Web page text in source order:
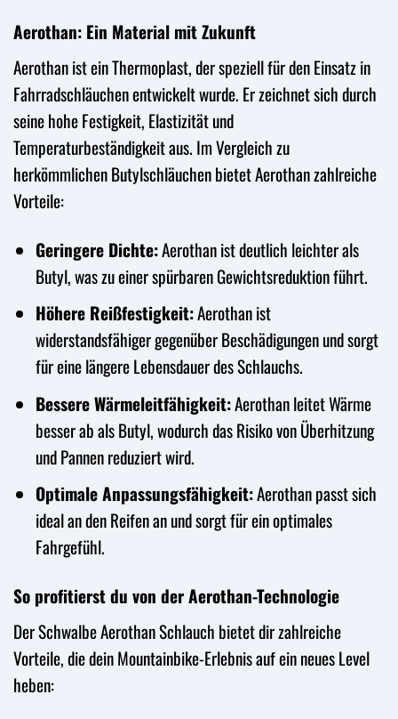
Aerothan: Ein Material mit Zukunft
Aerothan ist ein Thermoplast, der speziell für den Einsatz in
Fahrradschläuchen entwickelt wurde. Er zeichnet sich durch
seine hohe Festigkeit, Elastizität und
Temperaturbeständigkeit aus. Im Vergleich zu
herkömmlichen Butylschläuchen bietet Aerothan zahlreiche
Vorteile:
Geringere Dichte:Aerothan ist deutlich leichter als
Butyl, was zu einer spürbaren Gewichtsreduktion führt.
Höhere Reißfestigkeit:Aerothan ist
widerstandsfähiger gegenüber Beschädigungen und sorgt
für eine längere Lebensdauer des Schlauchs.
Bessere Wärmeleitfähigkeit:Aerothan leitet Wärme
besser ab als Butyl, wodurch das Risiko von Überhitzung
und Pannen reduziert wird.
Optimale Anpassungsfähigkeit:Aerothan passt sich
ideal an den Reifen an und sorgt für ein optimales
Fahrgefühl.
So profitierst du von der Aerothan-Technologie
Der Schwalbe Aerothan Schlauch bietet dir zahlreiche
Vorteile, die dein Mountainbike-Erlebnis auf ein neues Level
heben: